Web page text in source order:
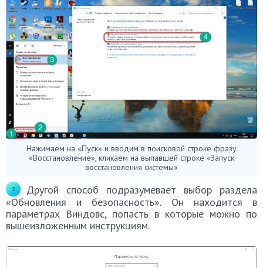
Нажимаем на «Пуск» и вводим в поисковой строке фразу
«Восстановление», кликаем на выпавшей строке «Запуск
восстановления системы»
Другой способ подразумевает выбор раздела
«Обновления и безопасность». Он находится в
параметрах Виндовс, попасть в которые можно по
вышеизложенным инструкциям.